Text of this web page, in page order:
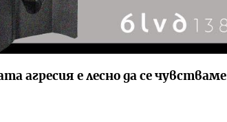
агресия е лесно да се чувстваме